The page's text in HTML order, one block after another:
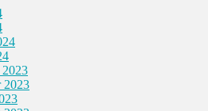
2023
2023